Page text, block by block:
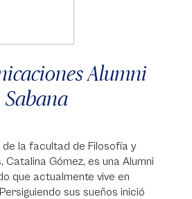
Alumni
Sabana
la facultad de Filosofía y
Catalina Gómez, es una Alumni
que actualmente vive en
sus sueños inició